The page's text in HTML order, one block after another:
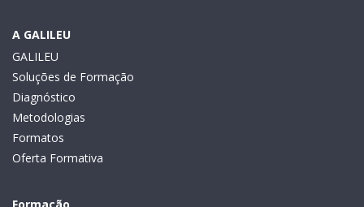
A GALILEU
GALILEU
Soluções de Formação
Diagnóstico
Metodologias
Formatos
Oferta Formativa